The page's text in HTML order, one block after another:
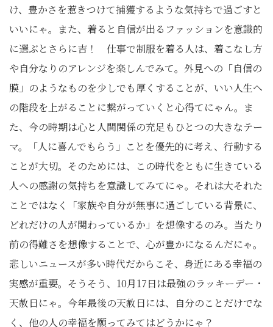
け、豊かさを惹きつけて捕獲するような気持ちで過ごすと
いいにゃ。また、着ると自信が出るファッションを意識的
に選ぶとさらに吉！ 仕事で制服を着る人は、着こなし方
や自分なりのアレンジを楽しんでみて。外見への「自信の
膜」のようなものを少しでも厚くすることが、いい人生へ
の階段を上がることに繋がっていくと心得てにゃん。ま
た、今の時期は心と人間関係の充足もひとつの大きなテー
マ。「人に喜んでもらう」ことを優先的に考え、行動する
ことが大切。そのためには、この時代をともに生きている
人への感謝の気持ちを意識してみてにゃ。それは大それた
ことではなく「家族や自分が無事に過ごしている背景に、
どれだけの人が関わっているか」を想像するのみ。当たり
前の得難さを想像することで、心が豊かになるんだにゃ。
悲しいニュースが多い時代だからこそ、身近にある幸福の
実感が重要。そうそう、10月17日は最強のラッキーデー・
天赦日にゃ。今年最後の天赦日には、自分のことだけでな
く、他の人の幸福を願ってみてはどうかにゃ？